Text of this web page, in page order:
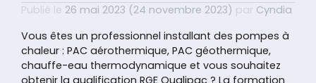
Publié le 26 mai 2023 (24 novembre 2023) par Cyndia
Vous êtes un professionnel installant des pompes à
chaleur : PAC aérothermique, PAC géothermique,
chauffe-eau thermodynamique et vous souhaitez